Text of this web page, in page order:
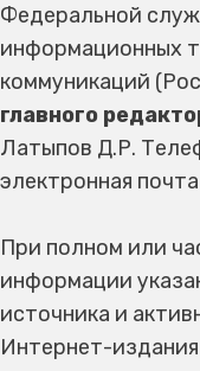
Федеральной
информационных
коммуникаций
главного
Латыпов Д.Р.
электронная
При полном или
информации
источника и
Интернет-